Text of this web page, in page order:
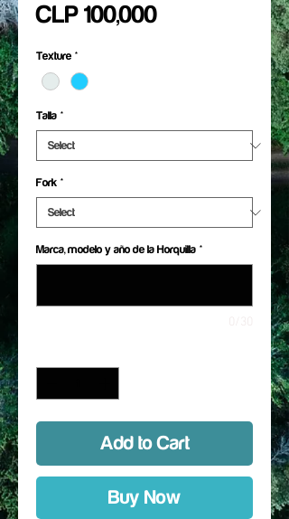
CLP 100,000Price
Texture *
Talla *
Fork *
Marca, modelo y año de la Horquilla *
Add to Cart
Buy Now